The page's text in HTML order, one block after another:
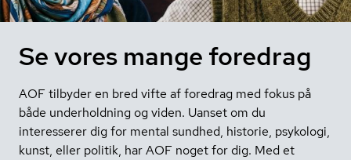
Se vores mange foredrag
AOF tilbyder en bred vifte af foredrag med fokus på
både underholdning og viden. Uanset om du
interesserer dig for mental sundhed, historie, psykologi,
kunst, eller politik, har AOF noget for dig. Med et